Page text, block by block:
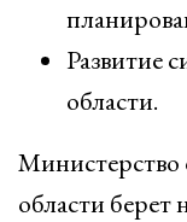
Развитие
области.
Министерство
области берет